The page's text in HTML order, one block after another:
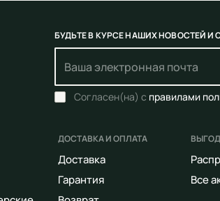
БУДЬТЕ В КУРСЕ НАШИХ НОВОСТЕЙ И
Согласен(на) с правилами
ДОСТАВКА И ОПЛАТА
Доставка
Гарантия
Все